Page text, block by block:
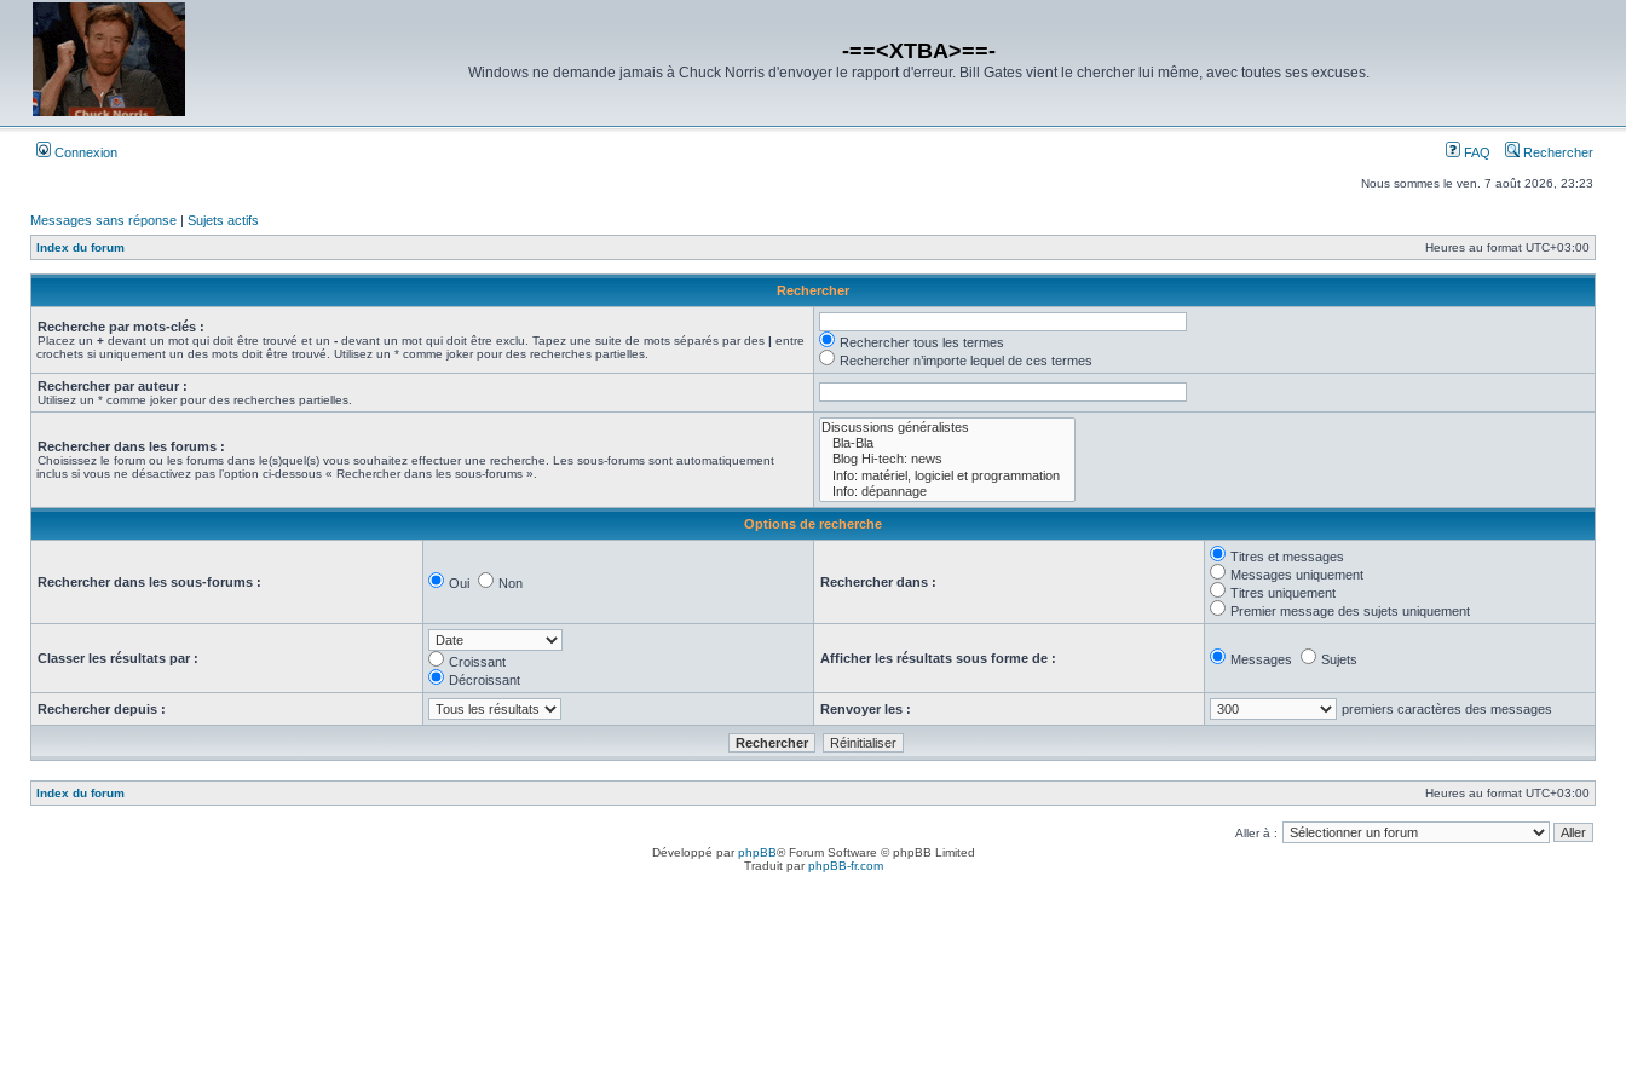
-==<XTBA>==-
Windows ne demande jamais à Chuck Norris d'envoyer le rapport d'erreur. Bill Gates vient le chercher lui même, avec toutes ses excuses.
Connexion FAQ Rechercher
Nous sommes le ven. 7 août 2026, 23:23
Messages sans réponse | Sujets actifs
Index du forum Heures au format UTC+03:00
Rechercher
Recherche par mots-clés :
Placez un + devant un mot qui doit être trouvé et un - devant un mot qui doit être exclu. Tapez une suite de mots séparés par des | entre
crochets si uniquement un des mots doit être trouvé. Utilisez un * comme joker pour des recherches partielles.
Rechercher tous les termes
Rechercher n’importe lequel de ces termes
Rechercher par auteur :
Utilisez un * comme joker pour des recherches partielles.
Rechercher dans les forums :
Choisissez le forum ou les forums dans le(s)quel(s) vous souhaitez effectuer une recherche. Les sous-forums sont automatiquement
inclus si vous ne désactivez pas l’option ci-dessous « Rechercher dans les sous-forums ».
Options de recherche
Rechercher dans les sous-forums : Oui Non Rechercher dans :
Titres et messages
Messages uniquement
Titres uniquement
Premier message des sujets uniquement
Classer les résultats par :
Croissant
Décroissant
Afficher les résultats sous forme de : Messages Sujets
Rechercher depuis : Renvoyer les : premiers caractères des messages
Index du forum Heures au format UTC+03:00
Aller à :
Développé parphpBB® Forum Software © phpBB Limited
Traduit parphpBB-fr.com